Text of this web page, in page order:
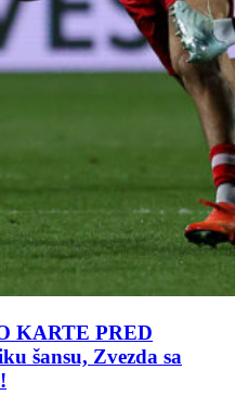
KARTE PRED
šansu, Zvezda sa